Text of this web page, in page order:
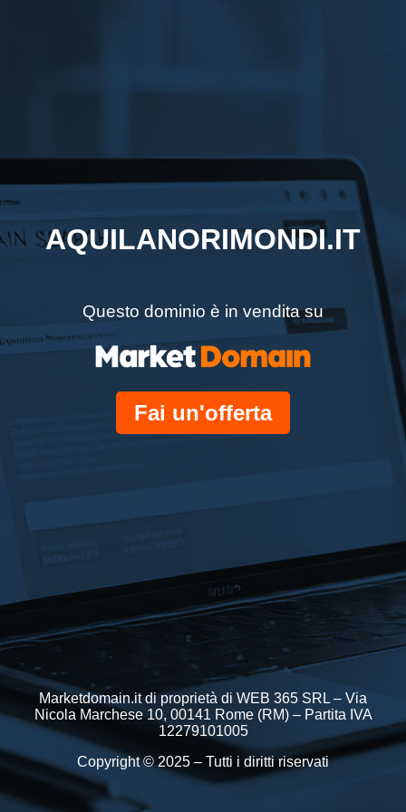
AQUILANORIMONDI.IT
Questo dominio è in vendita su
Fai un'offerta
Marketdomain.it di proprietà di WEB 365 SRL – Via
Nicola Marchese 10, 00141 Rome (RM) – Partita IVA
12279101005
Copyright © 2025 – Tutti i diritti riservati